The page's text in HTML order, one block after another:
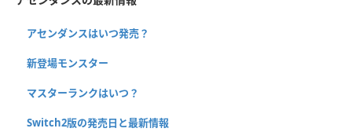
アセンダンスはいつ発売？
新登場モンスター
マスターランクはいつ？
Switch2版の発売日と最新情報